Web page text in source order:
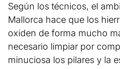
Según los técnicos, el
Mallorca hace que los
oxiden de forma mucho
necesario limpiar por
minuciosa los pilares y la